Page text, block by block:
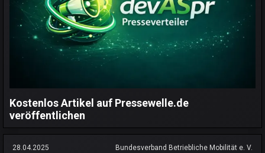
Kostenlos Artikel auf Pressewelle.de
veröffentlichen
28.04.2025 Bundesverband Betriebliche Mobilität e. V.